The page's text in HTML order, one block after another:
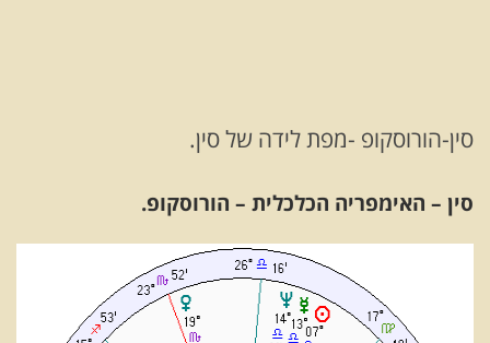
סין-הורוסקופ -מפת לידה של סין.
סין – האימפריה הכלכלית – הורוסקופ.